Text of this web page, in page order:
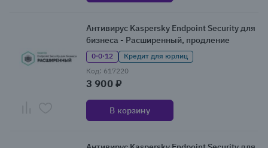
Антивирус Kaspersky Endpoint Security для
бизнеса - Расширенный, продление
0·0·12
Кредит для юрлиц
Код: 617220
3 900 ₽
В корзину